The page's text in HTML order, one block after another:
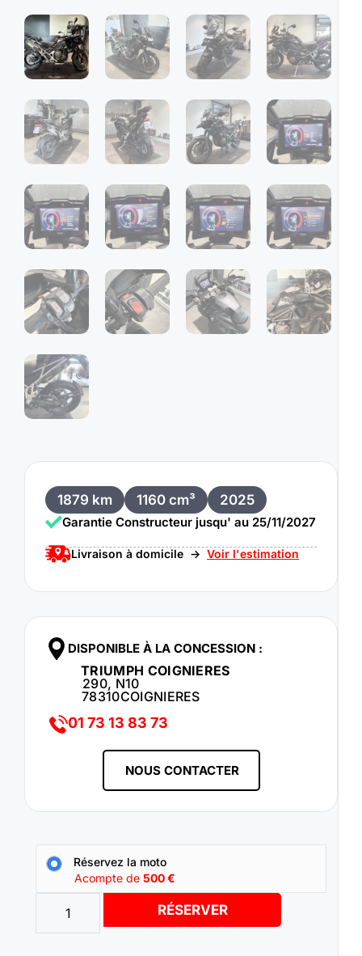
1879 km 1160 cm³ 2025
Garantie Constructeur jusqu' au 25/11/2027
Livraison à domicile -> Voir l'estimation
DISPONIBLE À LA CONCESSION :
TRIUMPH COIGNIERES
290, N10
78310COIGNIERES
01 73 13 83 73
NOUS CONTACTER
Réservez la moto
Acompte de 500€
RÉSERVER